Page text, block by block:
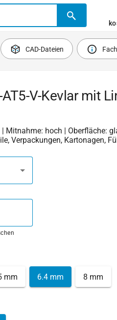
CAD-Dateien
V-Kevlar mit
Mitnahme: hoch | Oberfläche:
Verpackungen, Kartonagen,
mm 6.4 mm 8 mm